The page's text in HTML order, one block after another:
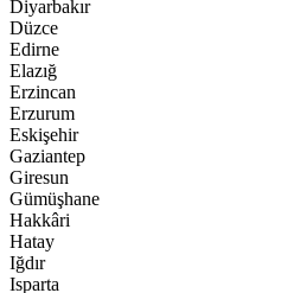
Diyarbakır
Düzce
Edirne
Elazığ
Erzincan
Erzurum
Eskişehir
Gaziantep
Giresun
Gümüşhane
Hakkâri
Hatay
Iğdır
Isparta